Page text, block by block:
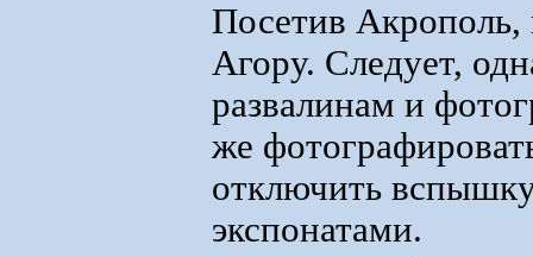
Посетив Акрополь,
Агору. Следует,
развалинам и
же
отключить
экспонатами.